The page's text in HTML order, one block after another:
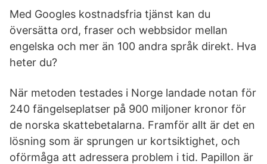
Med Googles kostnadsfria tjänst kan du
översätta ord, fraser och webbsidor mellan
engelska och mer än 100 andra språk direkt. Hva
heter du?
När metoden testades i Norge landade notan för
240 fängelseplatser på 900 miljoner kronor för
de norska skattebetalarna. Framför allt är det en
lösning som är sprungen ur kortsiktighet, och
oförmåga att adressera problem i tid. Papillon är